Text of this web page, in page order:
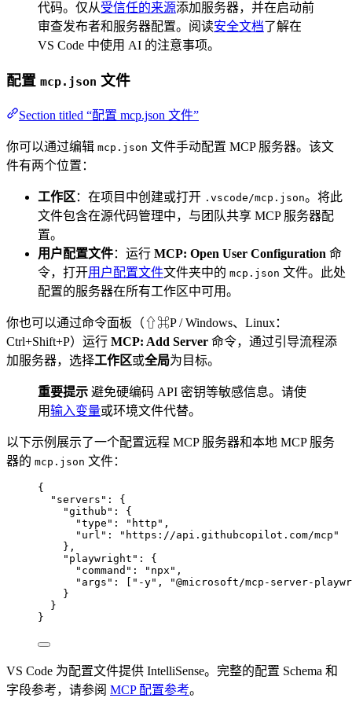
代码。仅从受信任的来源添加服务器，并在启动前
审查发布者和服务器配置。阅读安全文档了解在
VS Code 中使用 AI 的注意事项。
配置 mcp.json 文件
Section titled “配置 mcp.json 文件”
你可以通过编辑 mcp.json 文件手动配置 MCP 服务器。该文
件有两个位置：
工作区 ：在项目中创建或打开 .vscode/mcp.json。将此
文件包含在源代码管理中，与团队共享 MCP 服务器配
置。
用户配置文件：运行 MCP: Open User Configuration 命
令，打开用户配置文件文件夹中的 mcp.json 文件。此处
配置的服务器在所有工作区中可用。
你也可以通过命令面板（⇧⌘P / Windows、Linux：
Ctrl+Shift+P）运行 MCP: Add Server 命令，通过引导流程添
加服务器，选择工作区或全局为目标。
重要提示 避免硬编码 API 密钥等敏感信息。请使
用输入变量或环境文件代替。
以下示例展示了一个配置远程 MCP 服务器和本地 MCP 服务
器的 mcp.json 文件：
{
"servers" : {
"github" : {
"type" : " http " ,
"url" : " https://api.githubcopilot.com/mcp "
},
"playwright" : {
"command" : " npx " ,
"args" : [ " -y" , "@microsoft/mcp-server-
}
}
}
VS Code 为配置文件提供 IntelliSense。完整的配置 Schema 和
字段参考，请参阅 MCP 配置参考。